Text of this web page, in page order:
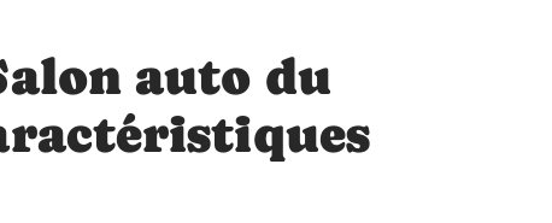
auto du